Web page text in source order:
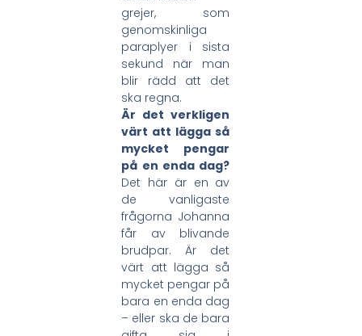
grejer, som
genomskinliga
paraplyer i sista
sekund när man
blir rädd att det
ska regna.
Är det verkligen
värt att lägga så
mycket pengar
på en enda dag?
Det här är en av
de vanligaste
frågorna Johanna
får av blivande
brudpar. Är det
värt att lägga så
mycket pengar på
bara en enda dag
– eller ska de bara